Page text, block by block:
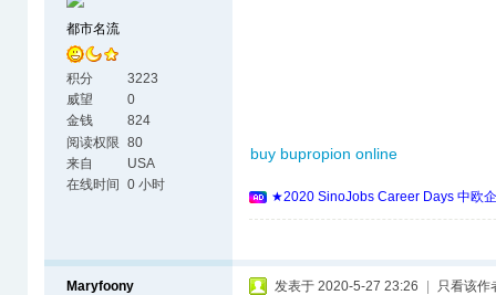
都市名流
积分
3223
威望
0
金钱
824
阅读权限 80
来自
USA
在线时间
0 小时
buy bupropion online
★2020 SinoJobs Career Days 中欧
Maryfoony 发表于 2020-5-27 23:26 只看该作